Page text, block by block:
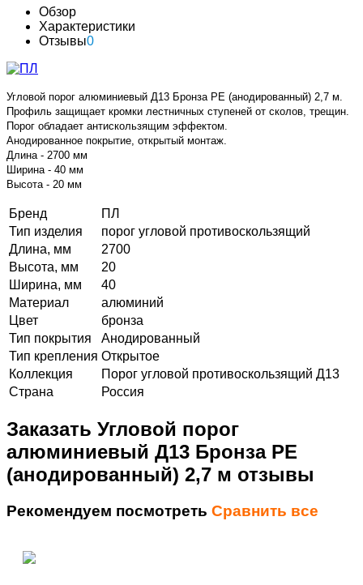
Обзор
Характеристики
Отзывы0
Угловой порог алюминиевый Д13 Бронза РЕ (анодированный) 2,7 м.
Профиль защищает кромки лестничных ступеней от сколов, трещин.
Порог обладает антискользящим эффектом.
Анодированное покрытие, открытый монтаж.
Длина - 2700 мм
Ширина - 40 мм
Высота - 20 мм
Бренд
ПЛ
Тип изделия
порог угловой противоскользящий
Длина, мм
2700
Высота, мм
20
Ширина, мм
40
Материал
алюминий
Цвет
бронза
Тип покрытия
Анодированный
Тип крепления Открытое
Коллекция
Порог угловой противоскользящий Д13
Страна
Россия
Заказать Угловой порог
алюминиевый Д13 Бронза РЕ
(анодированный) 2,7 м отзывы
Рекомендуем посмотреть Сравнить все